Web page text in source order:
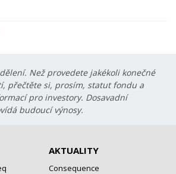
Než provedete jakékoli konečné
přečtěte si, prosím, statut fondu a
pro investory. Dosavadní
budoucí výnosy.
AKTUALITY
Consequence